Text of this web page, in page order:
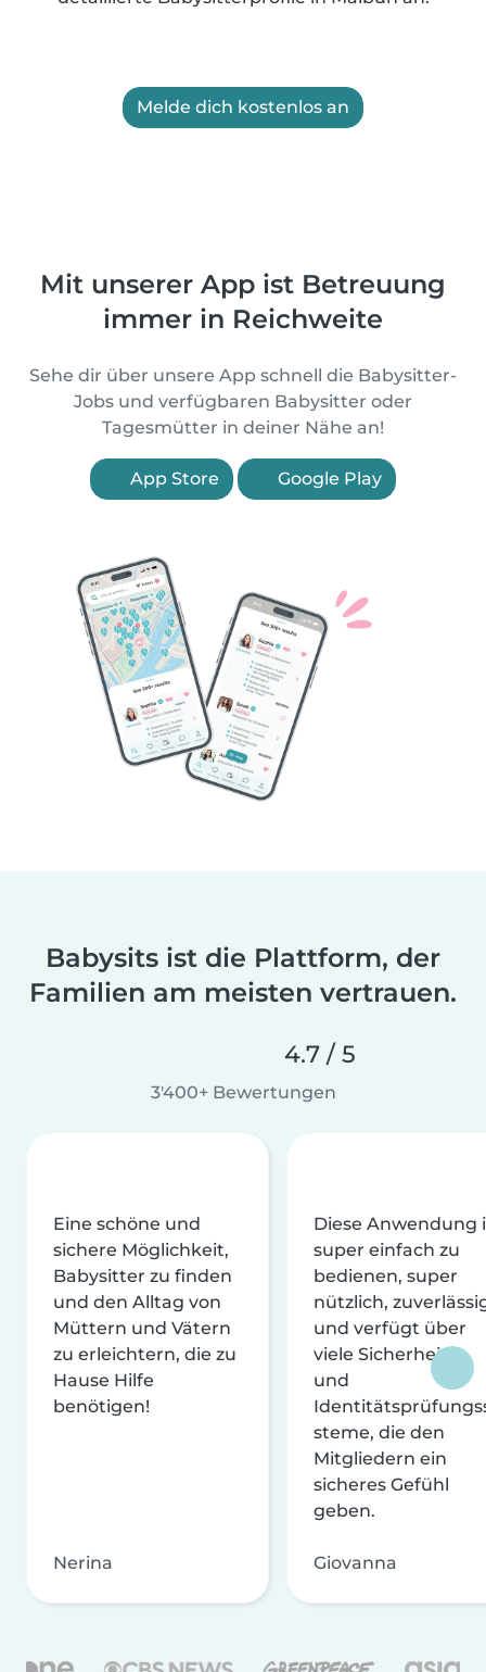
Melde dich kostenlos an
Mit unserer App ist Betreuung
immer in Reichweite
Sehe dir über unsere App schnell die Babysitter-
Jobs und verfügbaren Babysitter oder
Tagesmütter in deiner Nähe an!
App Store Google Play
Babysits ist die Plattform, der
Familien am meisten vertrauen.
4.7 / 5
3'400+ Bewertungen
Eine schöne und
sichere Möglichkeit,
Babysitter zu finden
und den Alltag von
Müttern und Vätern
zu erleichtern, die zu
Hause Hilfe
benötigen!
Nerina
Diese Anwendung
super einfach zu
bedienen, super
nützlich,
und verfügt über
viele Sicherheits-
und
steme, die den
Mitgliedern ein
sicheres Gefühl
geben.
Giovanna